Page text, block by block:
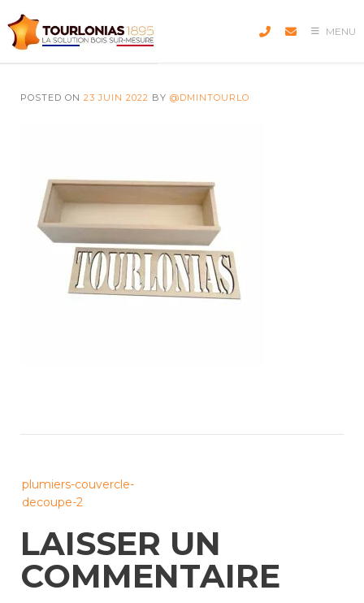
to
content
MENU
POSTED ON 23 JUIN 2022 BY @DMINTOURLO
navigation
plumiers-couvercle-
decoupe-2
LAISSER UN
COMMENTAIRE